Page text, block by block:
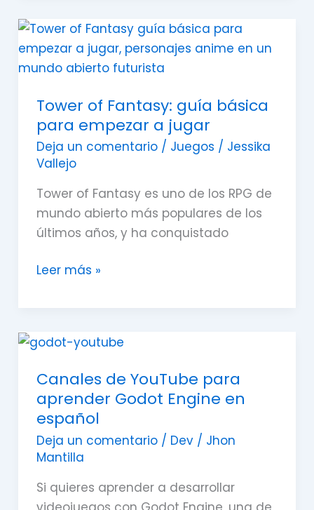
Tower of Fantasy: guía básica
para empezar a jugar
Deja un comentario / Juegos / Jessika
Vallejo
Tower of Fantasy es uno de los RPG de
mundo abierto más populares de los
últimos años, y ha conquistado
Tower
of
Fantasy:
básica
para
empezar
a
jugar
Leer más »
Canales de YouTube para
aprender Godot Engine en
español
Deja un comentario / Dev/ Jhon
Mantilla
Si quieres aprender a desarrollar
Canales
YouTube
para
aprender
Godot
Engine
español